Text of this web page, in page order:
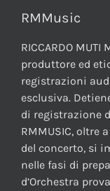
RMMusic
RICCARDO MUTI
produttore ed
registrazioni
esclusiva.
di registrazione
RMMUSIC, oltre
del concerto, si
nelle fasi di
d’Orchestra